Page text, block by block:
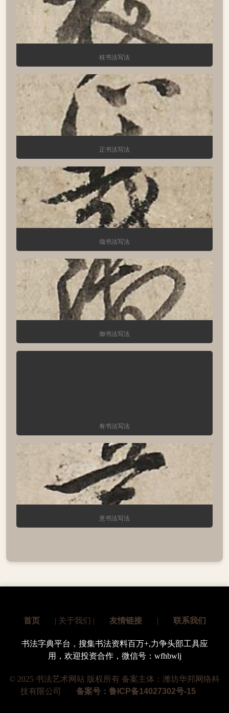
枝书法写法
正书法写法
哉书法写法
御书法写法
有书法写法
意书法写法
首页 | 关于我们 | 友情链接 | 联系我们
© 2025 书法艺术网站 版权所有 备案主体：潍坊华邦网络科
技有限公司
备案号：鲁ICP备14027302号-15